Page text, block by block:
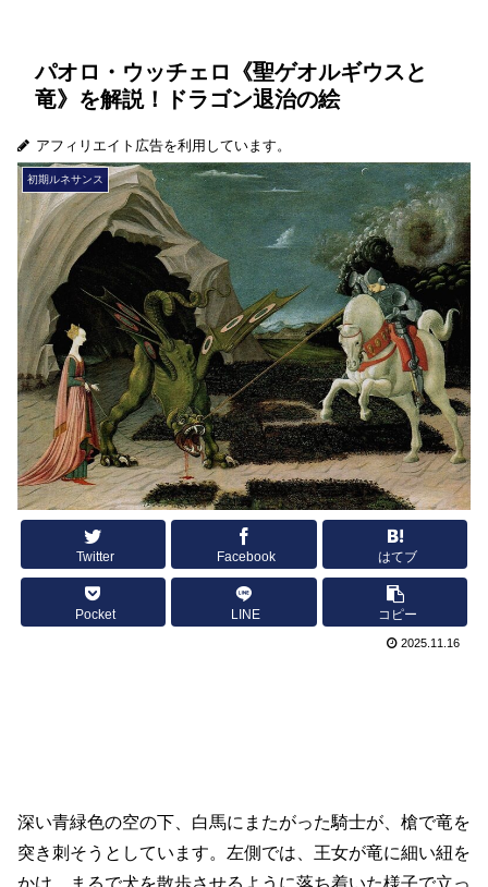
パオロ・ウッチェロ《聖ゲオルギウスと
竜》を解説！ドラゴン退治の絵
アフィリエイト広告を利用しています。
初期ルネサンス
Twitter Facebook はてブ
Pocket LINE コピー
2025.11.16
深い青緑色の空の下、白馬にまたがった騎士が、槍で竜を
突き刺そうとしています。左側では、王女が竜に細い紐を